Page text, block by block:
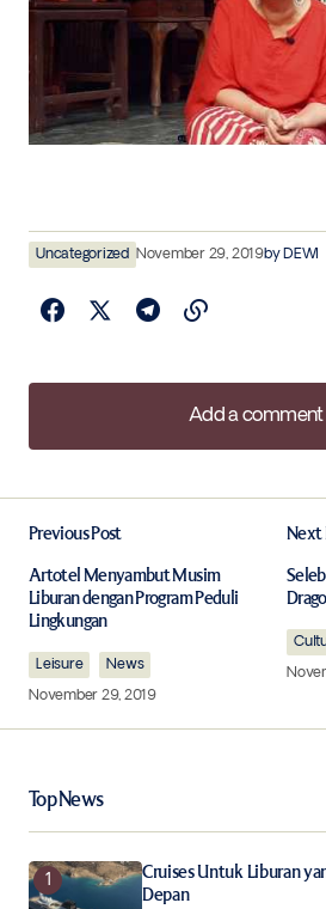
Uncategorized November 29, 2019byDEWI
Add a comment
Add a comment
Required fields are marked*
Your Name
Your E-mail*
Previous Post
Artotel Menyambut Musim
Liburan dengan Program Peduli
Lingkungan
Leisure
News
November 29, 2019
Next
Top News
Cruises Untuk Liburan
Depan